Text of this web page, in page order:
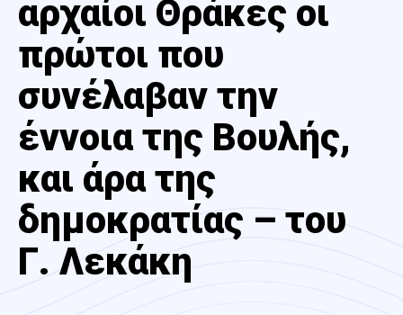
αρχαίοι Θράκες οι
πρώτοι που
συνέλαβαν την
έννοια της Βουλής,
και άρα της
δημοκρατίας – του
Γ. Λεκάκη